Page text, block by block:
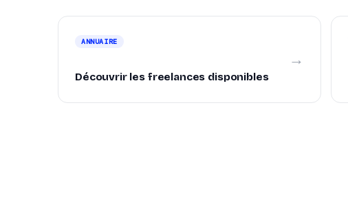
ANNUAIRE
Découvrir les freelances disponibles
→